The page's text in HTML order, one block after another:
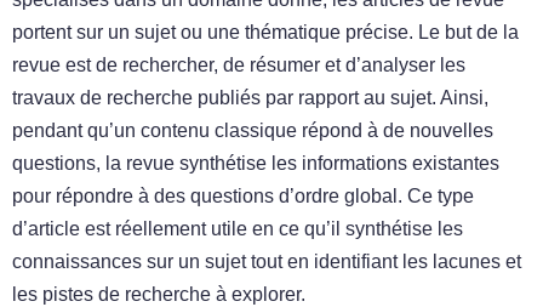
portent sur un sujet ou une thématique précise. Le but de la
revue est de rechercher, de résumer et d’analyser les
travaux de recherche publiés par rapport au sujet. Ainsi,
pendant qu’un contenu classique répond à de nouvelles
questions, la revue synthétise les informations existantes
pour répondre à des questions d’ordre global. Ce type
d’article est réellement utile en ce qu’il synthétise les
connaissances sur un sujet tout en identifiant les lacunes et
les pistes de recherche à explorer.